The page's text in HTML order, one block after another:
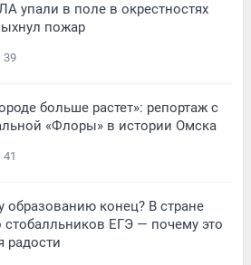
упали в поле в окрестностях
пожар
39
больше растет»: репортаж с
«Флоры» в истории Омска
41
образованию конец? В стране
стобалльников ЕГЭ — почему это
радости